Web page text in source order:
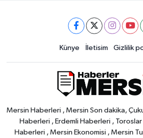
Künye İletisim Gizlilik
Mersin Haberleri , Mersin Son dakika,
Haberleri , Erdemli Haberleri ,
Haberleri , Mersin Ekonomisi , Mersin